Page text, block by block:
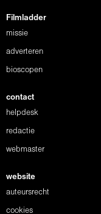
Filmladder
missie
adverteren
bioscopen
contact
helpdesk
redactie
webmaster
website
auteursrecht
cookies